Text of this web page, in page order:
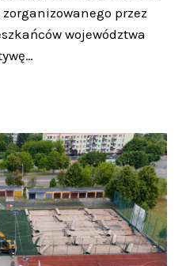
zorganizowanego przez
województwa